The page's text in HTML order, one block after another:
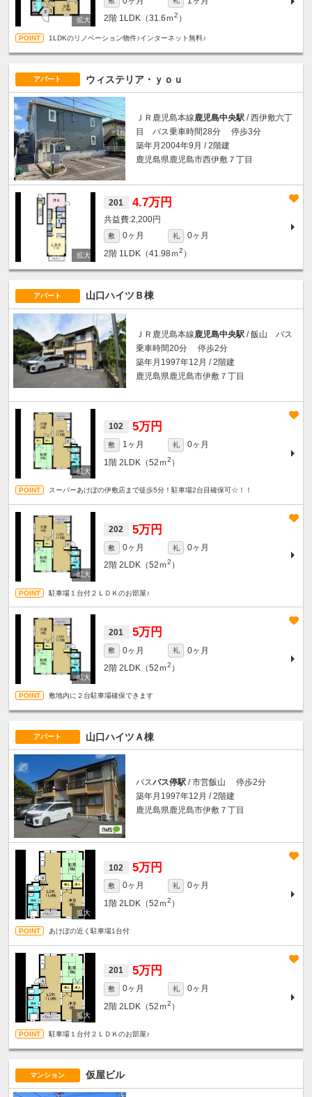
2階 1LDK（31.6ｍ2 ）
1LDKのリノベーション物件♪インターネット無料♪
アパート ウィステリア・ｙｏｕ
ＪＲ鹿児島本線鹿児島中央駅 / 西伊敷六丁
目 バス乗車時間28分 停歩3分
築年月2004年9月 / 2階建
鹿児島県鹿児島市西伊敷７丁目
201 4.7万円
2,200円
敷 0ヶ月 礼
0ヶ月
2階 1LDK（41.98ｍ2 ）
アパート 山口ハイツＢ棟
ＪＲ鹿児島本線鹿児島中央駅 / 飯山 バス
乗車時間20分 停歩2分
築年月1997年12月 / 2階建
鹿児島県鹿児島市伊敷７丁目
102 5万円
敷 1ヶ月 礼
0ヶ月
1階 2LDK（52ｍ2 ）
スーパーあけぼの伊敷店まで徒歩5分！駐車場2台目確保可☆！！
202 5万円
敷 0ヶ月 礼
0ヶ月
2階 2LDK（52ｍ2 ）
駐車場１台付２ＬＤＫのお部屋♪
201 5万円
敷 0ヶ月 礼
0ヶ月
2階 2LDK（52ｍ2 ）
敷地内に２台駐車場確保できます
アパート 山口ハイツＡ棟
バスバス停駅 / 市営飯山 停歩2分
築年月1997年12月 / 2階建
鹿児島県鹿児島市伊敷７丁目
102 5万円
敷 0ヶ月 礼
0ヶ月
1階 2LDK（52ｍ2 ）
あけぼの近く駐車場1台付
201 5万円
敷 0ヶ月 礼
0ヶ月
2階 2LDK（52ｍ2 ）
駐車場１台付２ＬＤＫのお部屋♪
マンション 仮屋ビル